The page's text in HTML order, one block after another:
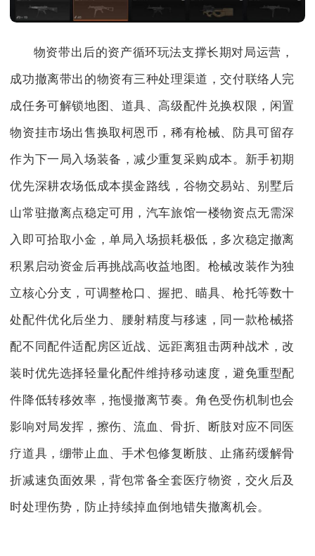
物资带出后的资产循环玩法支撑长期对局运营，
成功撤离带出的物资有三种处理渠道，交付联络人完
成任务可解锁地图、道具、高级配件兑换权限，闲置
物资挂市场出售换取柯恩币，稀有枪械、防具可留存
作为下一局入场装备，减少重复采购成本。新手初期
优先深耕农场低成本摸金路线，谷物交易站、别墅后
山常驻撤离点稳定可用，汽车旅馆一楼物资点无需深
入即可拾取小金，单局入场损耗极低，多次稳定撤离
积累启动资金后再挑战高收益地图。枪械改装作为独
立核心分支，可调整枪口、握把、瞄具、枪托等数十
处配件优化后坐力、腰射精度与移速，同一款枪械搭
配不同配件适配房区近战、远距离狙击两种战术，改
装时优先选择轻量化配件维持移动速度，避免重型配
件降低转移效率，拖慢撤离节奏。角色受伤机制也会
影响对局发挥，擦伤、流血、骨折、断肢对应不同医
疗道具，绷带止血、手术包修复断肢、止痛药缓解骨
折减速负面效果，背包常备全套医疗物资，交火后及
时处理伤势，防止持续掉血倒地错失撤离机会。